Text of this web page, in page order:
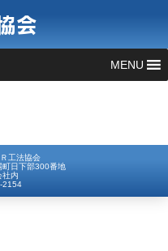
会
MENU
Ｒ工法協会
町日下部300番地
社内
2154